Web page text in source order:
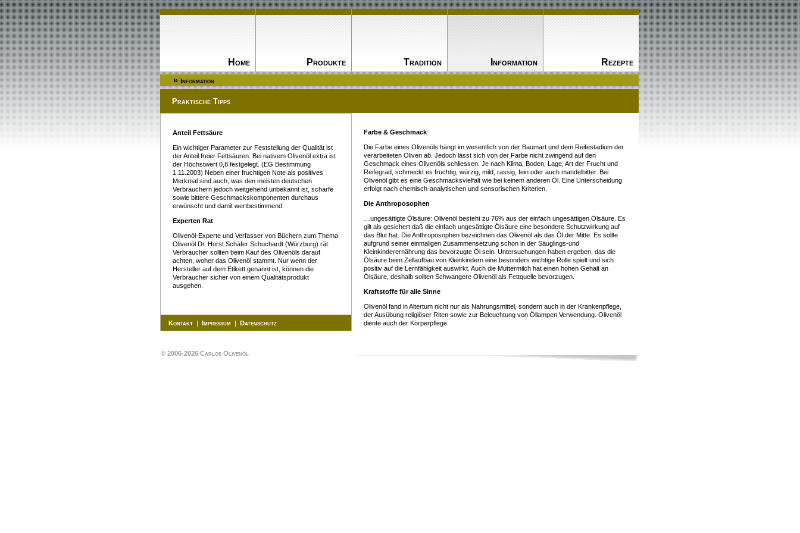
Home Produkte Tradition Information Rezepte
Information
Praktische Tipps
Kontakt | Impressum | Datenschutz
© 2006-2026 Carlos Olivenöl
Anteil Fettsäure
Ein wichtiger Parameter zur Feststellung der Qualität ist
der Anteil freier Fettsäuren. Bei nativem Olivenöl extra ist
der Höchstwert 0,8 festgelegt. (EG Bestimmung
1.11.2003) Neben einer fruchtigen Note als positives
Merkmal sind auch, was den meisten deutschen
Verbrauchern jedoch weitgehend unbekannt ist, scharfe
sowie bittere Geschmackskomponenten durchaus
erwünscht und damit wertbestimmend.
Experten Rat
Olivenöl-Experte und Verfasser von Büchern zum Thema
Olivenöl Dr. Horst Schäfer Schuchardt (Würzburg) rät:
Verbraucher sollten beim Kauf des Olivenöls darauf
achten, woher das Olivenöl stammt. Nur wenn der
Hersteller auf dem Etikett genannt ist, können die
Verbraucher sicher von einem Qualitätsprodukt
ausgehen.
Farbe & Geschmack
Die Farbe eines Olivenöls hängt im wesentlich von der Baumart und dem Reifestadium der
verarbeiteten Oliven ab. Jedoch lässt sich von der Farbe nicht zwingend auf den
Geschmack eines Olivenöls schliessen. Je nach Klima, Boden, Lage, Art der Frucht und
Reifegrad, schmeckt es fruchtig, würzig, mild, rassig, fein oder auch mandelbitter. Bei
Olivenöl gibt es eine Geschmacksvielfalt wie bei keinem anderen Öl. Eine Unterscheidung
erfolgt nach chemisch-analytischen und sensorischen Kriterien.
Die Anthroposophen
…ungesättigte Ölsäure: Olivenöl besteht zu 76% aus der einfach ungesättigen Ölsäure. Es
gilt als gesichert daß die einfach ungesättigte Ölsäure eine besondere Schutzwirkung auf
das Blut hat. Die Anthroposophen bezeichnen das Olivenöl als das Öl der Mitte. Es sollte
aufgrund seiner einmaligen Zusammensetzung schon in der Säuglings-und
Kleinkinderernährung das bevorzugte Öl sein. Untersuchungen haben ergeben, das die
Ölsäure beim Zellaufbau von Kleinkindern eine besonders wichtige Rolle spielt und sich
positiv auf die Lernfähigkeit auswirkt. Auch die Muttermilch hat einen hohen Gehalt an
Ölsäure, deshalb sollten Schwangere Olivenöl als Fettquelle bevorzugen.
Kraftstoffe für alle Sinne
Olivenöl fand in Altertum nicht nur als Nahrungsmittel, sondern auch in der Krankenpflege,
der Ausübung religiöser Riten sowie zur Beleuchtung von Öllampen Verwendung. Olivenöl
diente auch der Körperpflege.